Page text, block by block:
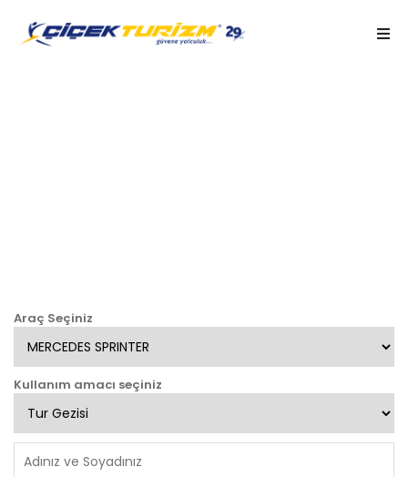
Araç Seçiniz
Kullanım amacı seçiniz